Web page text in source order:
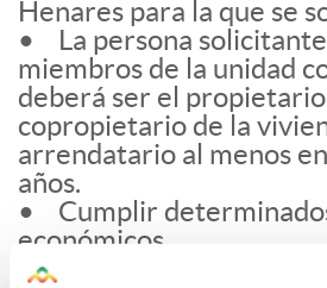
Henares para la que se
• La persona
miembros de la unidad
deberá ser el
copropietario de la
arrendatario al menos
años.
• Cumplir
económicos